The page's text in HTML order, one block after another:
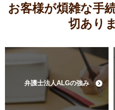
お客様が煩雑な手
切あり
弁護士法人ALGの強み